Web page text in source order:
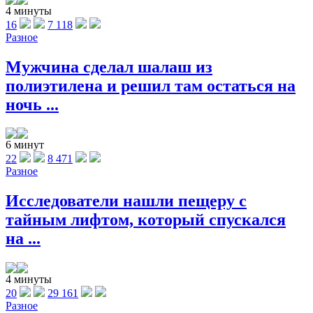
4 минуты
16
7 118
Разное
Мужчина сделал шалаш из
полиэтилена и решил там остаться на
ночь ...
6 минут
22
8 471
Разное
Исследователи нашли пещеру с
тайным лифтом, который спускался
на ...
4 минуты
20
29 161
Разное